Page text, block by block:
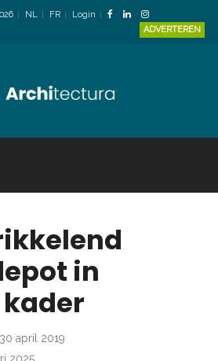
NL FR
Login
ADVERTEREN
in
30 april 2019